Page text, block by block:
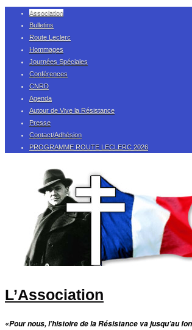
Association
Bulletins
Route Leclerc
Hommages
Journées Spéciales
Conférences
CNRD
Agenda
Autour de Vive la Résistance
Presse
Contact/Adhésion
PROGRAMME ROUTE LECLERC 2026
L’Association
«Pour nous, l’histoire de la Résistance va jusqu’au